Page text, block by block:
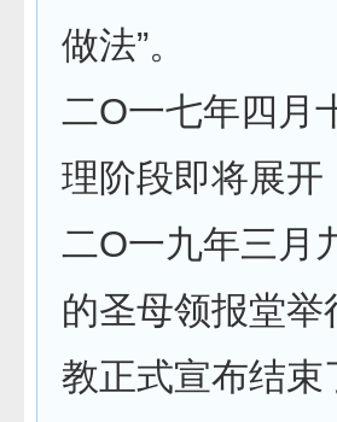
做法”。
二O一七年四月
理阶段即将展
二O一九年三月
的圣母领报堂
教正式宣布结